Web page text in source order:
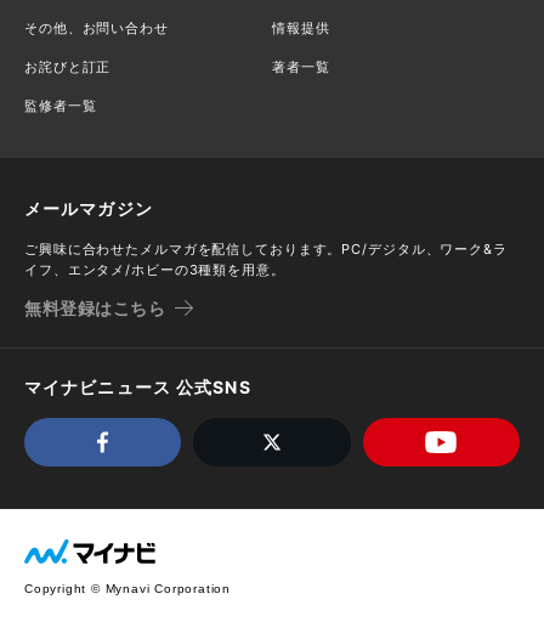
その他、お問い合わせ 情報提供
お詫びと訂正 著者一覧
監修者一覧
メールマガジン
ご興味に合わせたメルマガを配信しております。PC/デジタル、ワーク&ラ
イフ、エンタメ/ホビーの3種類を用意。
無料登録はこちら
マイナビニュース 公式SNS
Copyright © Mynavi Corporation